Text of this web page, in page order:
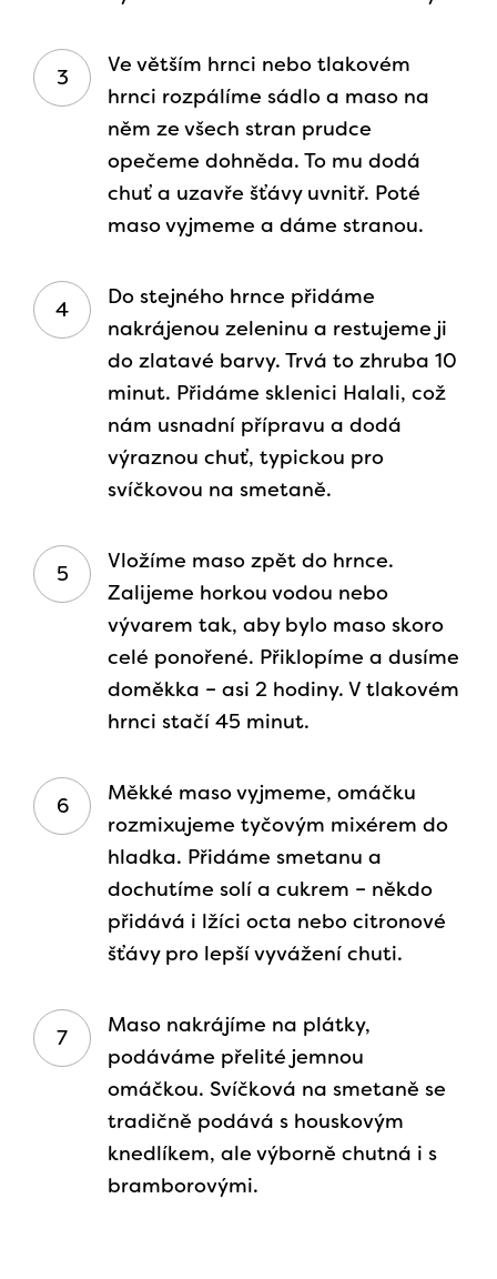
Ve větším hrnci nebo tlakovém
hrnci rozpálíme sádlo a maso na
něm ze všech stran prudce
opečeme dohněda. To mu dodá
chuť a uzavře šťávy uvnitř. Poté
maso vyjmeme a dáme stranou.
Do stejného hrnce přidáme
nakrájenou zeleninu a restujeme ji
do zlatavé barvy. Trvá to zhruba 10
minut. Přidáme sklenici Halali, což
nám usnadní přípravu a dodá
výraznou chuť, typickou pro
svíčkovou na smetaně.
Vložíme maso zpět do hrnce.
Zalijeme horkou vodou nebo
vývarem tak, aby bylo maso skoro
celé ponořené. Přiklopíme a dusíme
doměkka – asi 2 hodiny. V tlakovém
hrnci stačí 45 minut.
Měkké maso vyjmeme, omáčku
rozmixujeme tyčovým mixérem do
hladka. Přidáme smetanu a
dochutíme solí a cukrem – někdo
přidává i lžíci octa nebo citronové
šťávy pro lepší vyvážení chuti.
Maso nakrájíme na plátky,
podáváme přelité jemnou
omáčkou. Svíčková na smetaně se
tradičně podává s houskovým
knedlíkem, ale výborně chutná i s
bramborovými.